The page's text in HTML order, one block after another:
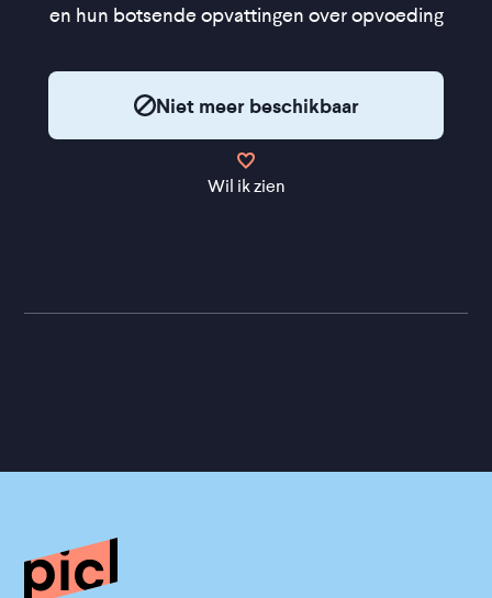
en hun botsende opvattingen over opvoeding
Niet meer beschikbaar
Wil ik zien